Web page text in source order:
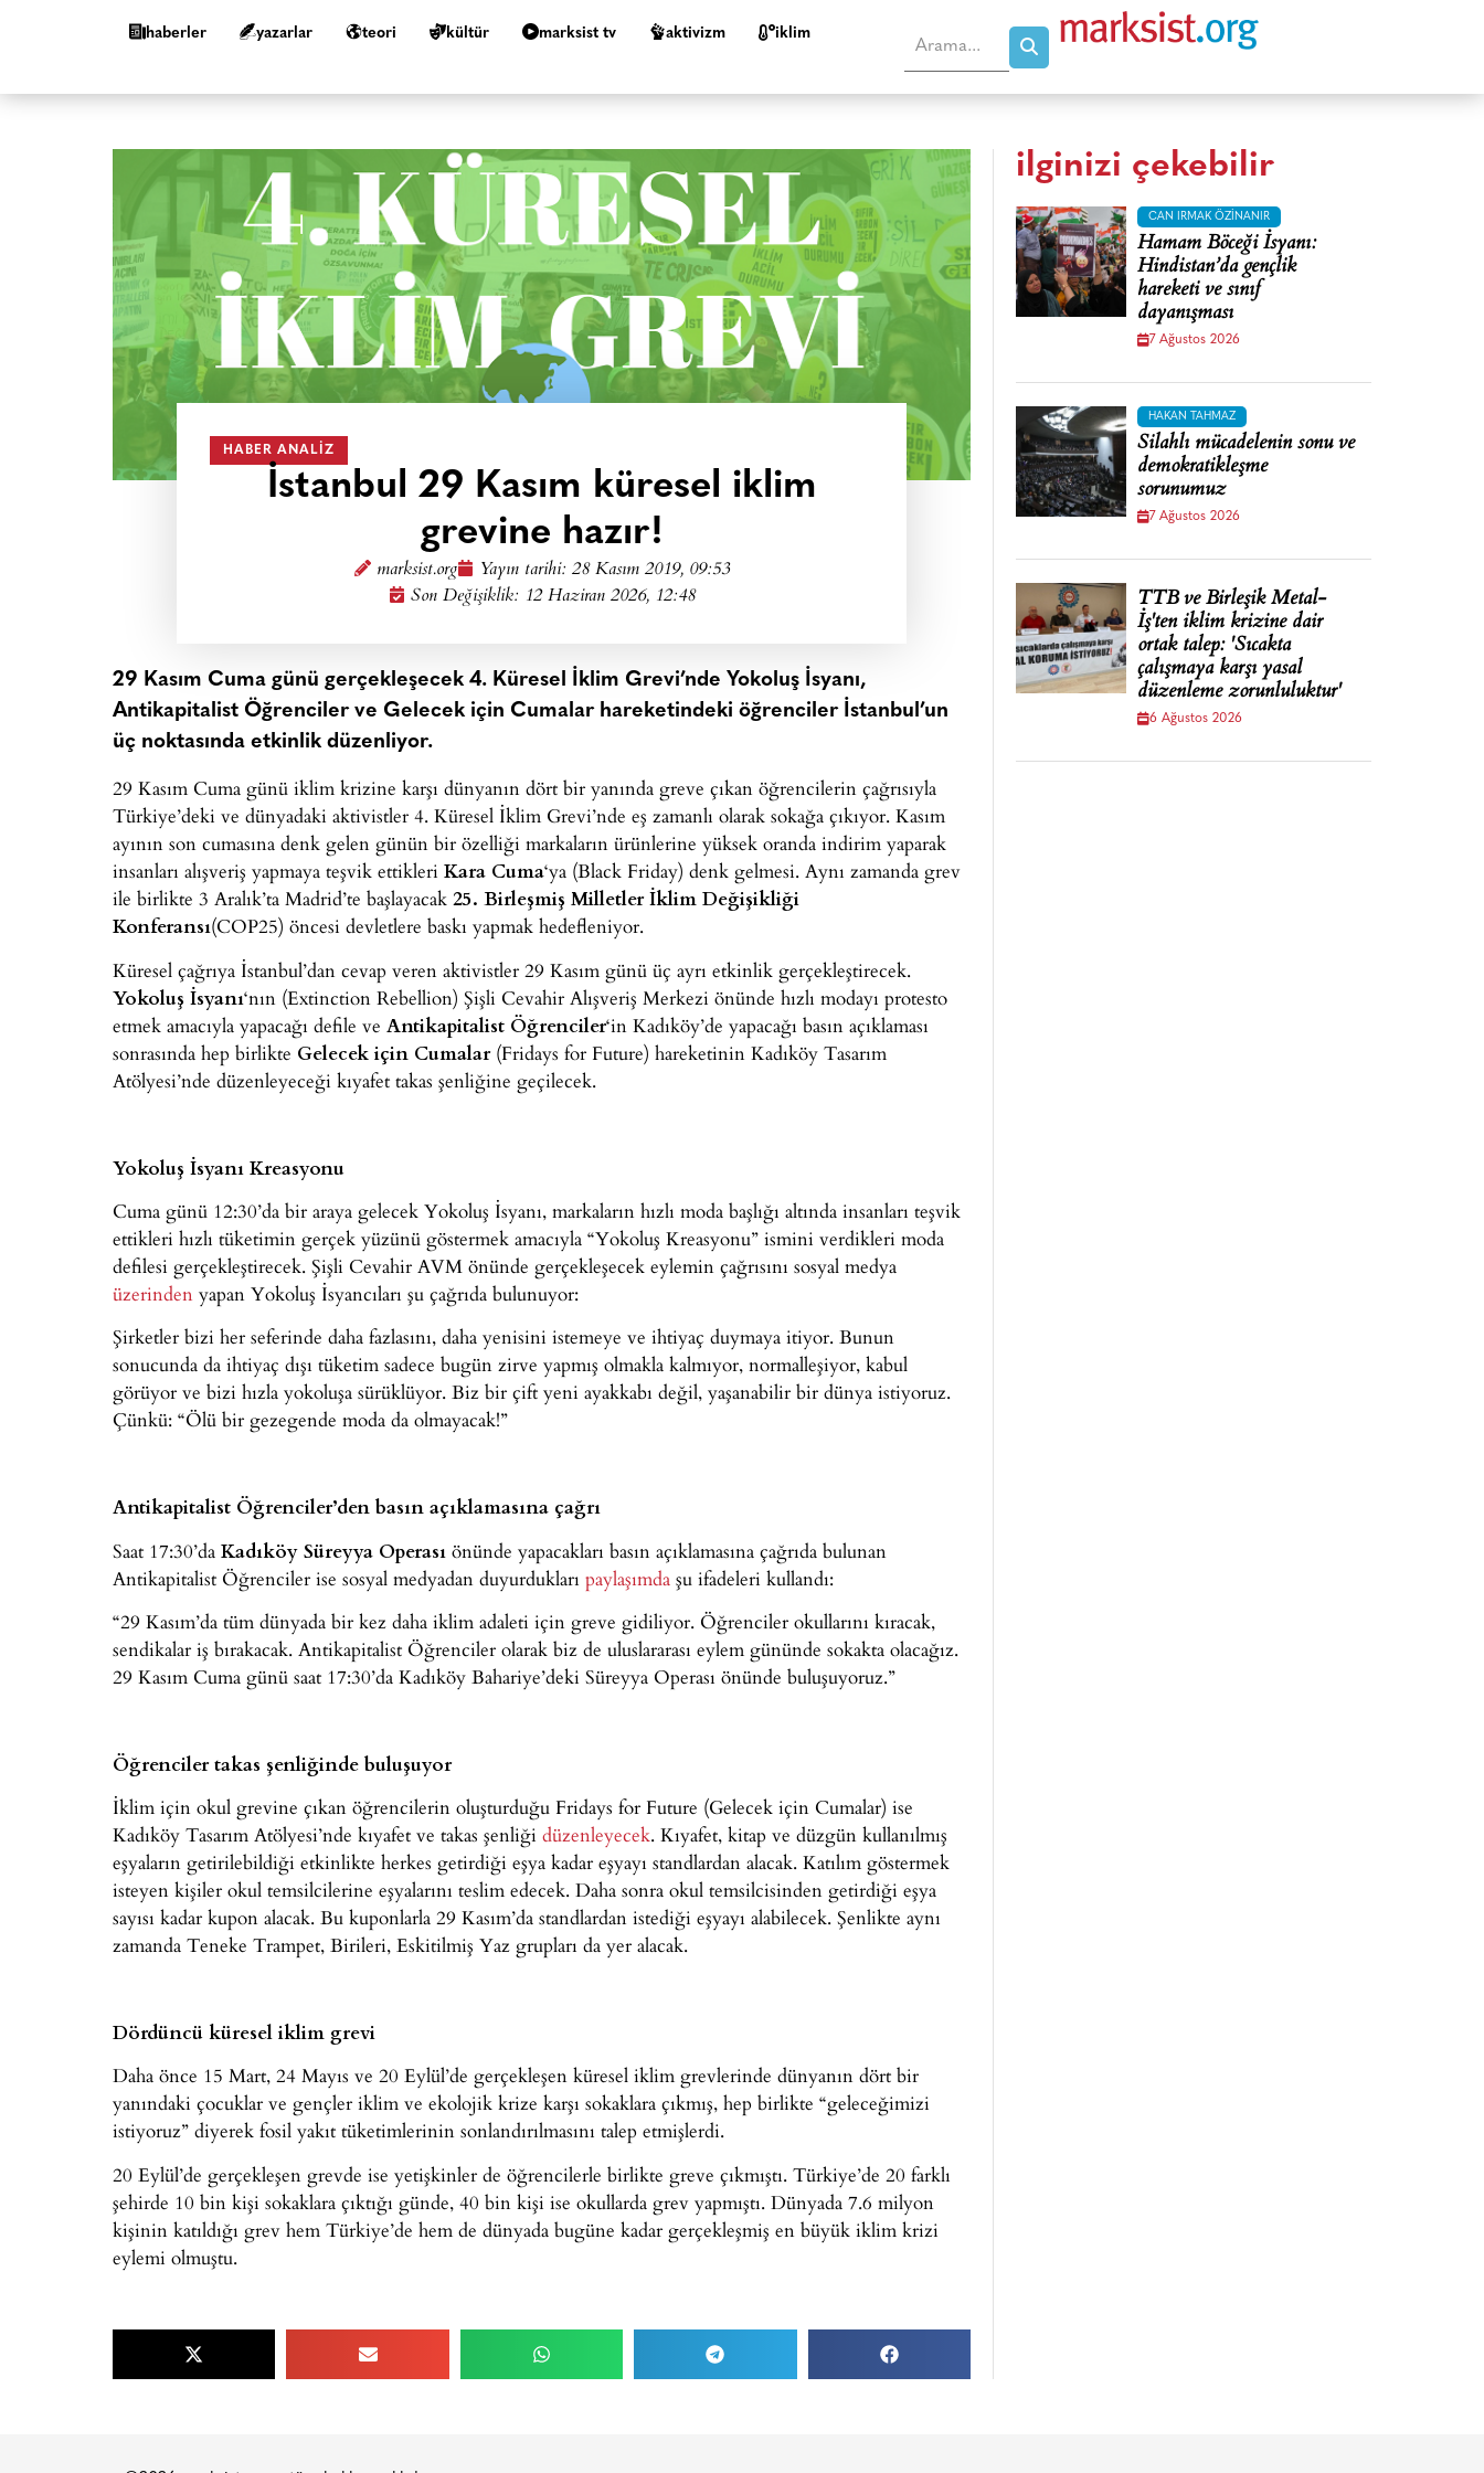
haberler yazarlar teori kültür marksist tv aktivizm i̇klim
HABER ANALIZ
İstanbul 29 Kasım küresel iklim
grevine hazır!
marksist.org Yayın tarihi: 28 Kasım 2019, 09:53
Son Değişiklik: 12 Haziran 2026, 12:48
29 Kasım Cuma günü gerçekleşecek 4. Küresel İklim Grevi’nde Yokoluş İsyanı,
Antikapitalist Öğrenciler ve Gelecek için Cumalar hareketindeki öğrenciler İstanbul’un
üç noktasında etkinlik düzenliyor.
29 Kasım Cuma günü iklim krizine karşı dünyanın dört bir yanında greve çıkan öğrencilerin çağrısıyla
Türkiye’deki ve dünyadaki aktivistler 4. Küresel İklim Grevi’nde eş zamanlı olarak sokağa çıkıyor. Kasım
ayının son cumasına denk gelen günün bir özelliği markaların ürünlerine yüksek oranda indirim yaparak
insanları alışveriş yapmaya teşvik ettikleri Kara Cuma‘ya (Black Friday) denk gelmesi. Aynı zamanda grev
ile birlikte 3 Aralık’ta Madrid’te başlayacak 25. Birleşmiş Milletler İklim Değişikliği
Konferansı(COP25) öncesi devletlere baskı yapmak hedefleniyor.
Küresel çağrıya İstanbul’dan cevap veren aktivistler 29 Kasım günü üç ayrı etkinlik gerçekleştirecek.
Yokoluş İsyanı‘nın (Extinction Rebellion) Şişli Cevahir Alışveriş Merkezi önünde hızlı modayı protesto
etmek amacıyla yapacağı defile ve Antikapitalist Öğrenciler‘in Kadıköy’de yapacağı basın açıklaması
sonrasında hep birlikte Gelecek için Cumalar(Fridays for Future) hareketinin Kadıköy Tasarım
Atölyesi’nde düzenleyeceği kıyafet takas şenliğine geçilecek.
Yokoluş İsyanı Kreasyonu
Cuma günü 12:30’da bir araya gelecek Yokoluş İsyanı, markaların hızlı moda başlığı altında insanları teşvik
ettikleri hızlı tüketimin gerçek yüzünü göstermek amacıyla “Yokoluş Kreasyonu” ismini verdikleri moda
defilesi gerçekleştirecek. Şişli Cevahir AVM önünde gerçekleşecek eylemin çağrısını sosyal medya
üzerinden yapan Yokoluş İsyancıları şu çağrıda bulunuyor:
Şirketler bizi her seferinde daha fazlasını, daha yenisini istemeye ve ihtiyaç duymaya itiyor. Bunun
sonucunda da ihtiyaç dışı tüketim sadece bugün zirve yapmış olmakla kalmıyor, normalleşiyor, kabul
görüyor ve bizi hızla yokoluşa sürüklüyor. Biz bir çift yeni ayakkabı değil, yaşanabilir bir dünya istiyoruz.
Çünkü: “Ölü bir gezegende moda da olmayacak!”
Antikapitalist Öğrenciler’den basın açıklamasına çağrı
Saat 17:30’da Kadıköy Süreyya Operası önünde yapacakları basın açıklamasına çağrıda bulunan
Antikapitalist Öğrenciler ise sosyal medyadan duyurdukları paylaşımda şu ifadeleri kullandı:
“29 Kasım’da tüm dünyada bir kez daha iklim adaleti için greve gidiliyor. Öğrenciler okullarını kıracak,
sendikalar iş bırakacak. Antikapitalist Öğrenciler olarak biz de uluslararası eylem gününde sokakta olacağız.
29 Kasım Cuma günü saat 17:30’da Kadıköy Bahariye’deki Süreyya Operası önünde buluşuyoruz.”
Öğrenciler takas şenliğinde buluşuyor
İklim için okul grevine çıkan öğrencilerin oluşturduğu Fridays for Future (Gelecek için Cumalar) ise
Kadıköy Tasarım Atölyesi’nde kıyafet ve takas şenliği düzenleyecek. Kıyafet, kitap ve düzgün kullanılmış
eşyaların getirilebildiği etkinlikte herkes getirdiği eşya kadar eşyayı standlardan alacak. Katılım göstermek
isteyen kişiler okul temsilcilerine eşyalarını teslim edecek. Daha sonra okul temsilcisinden getirdiği eşya
sayısı kadar kupon alacak. Bu kuponlarla 29 Kasım’da standlardan istediği eşyayı alabilecek. Şenlikte aynı
zamanda Teneke Trampet, Birileri, Eskitilmiş Yaz grupları da yer alacak.
Dördüncü küresel iklim grevi
Daha önce 15 Mart, 24 Mayıs ve 20 Eylül’de gerçekleşen küresel iklim grevlerinde dünyanın dört bir
yanındaki çocuklar ve gençler iklim ve ekolojik krize karşı sokaklara çıkmış, hep birlikte “geleceğimizi
istiyoruz” diyerek fosil yakıt tüketimlerinin sonlandırılmasını talep etmişlerdi.
20 Eylül’de gerçekleşen grevde ise yetişkinler de öğrencilerle birlikte greve çıkmıştı. Türkiye’de 20 farklı
şehirde 10 bin kişi sokaklara çıktığı günde, 40 bin kişi ise okullarda grev yapmıştı. Dünyada 7.6 milyon
kişinin katıldığı grev hem Türkiye’de hem de dünyada bugüne kadar gerçekleşmiş en büyük iklim krizi
eylemi olmuştu.
ilginizi çekebilir
CAN IRMAK ÖZINANIR
Hamam Böceği İsyanı:
Hindistan’da gençlik
hareketi ve sınıf
dayanışması
7 Ağustos 2026
HAKAN TAHMAZ
Silahlı mücadelenin sonu ve
demokratikleşme
sorunumuz
7 Ağustos 2026
TTB ve Birleşik Metal-
İş'ten iklim krizine dair
ortak talep: 'Sıcakta
çalışmaya karşı yasal
düzenleme zorunluluktur'
6 Ağustos 2026